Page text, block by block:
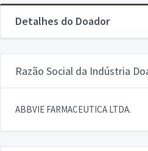
Detalhes do Doador
Razão Social da Indústria
ABBVIE FARMACEUTICA LTDA.